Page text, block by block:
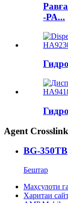
-РА...
Agent
BG-350TB
Бештар
Маҳсулоти
Харитаи